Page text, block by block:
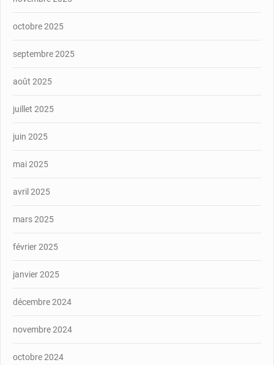
octobre 2025
septembre 2025
août 2025
juillet 2025
juin 2025
mai 2025
avril 2025
mars 2025
février 2025
janvier 2025
décembre 2024
novembre 2024
octobre 2024